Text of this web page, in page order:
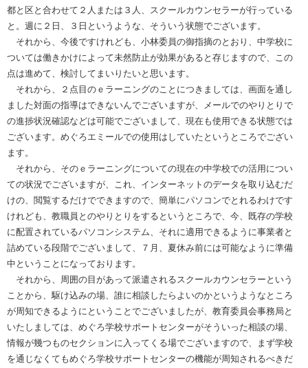
都と区と合わせて２人または３人、スクールカウンセラーが行っている
と。週に２日、３日というような、そういう状態でございます。
それから、今後ですけれども、小林委員の御指摘のとおり、中学校に
ついては働きかけによって未然防止が効果があると存じますので、この
点は進めて、検討してまいりたいと思います。
それから、２点目のｅラーニングのことにつきましては、画面を通し
ました対面の指導はできないんでございますが、メールでのやりとりで
の進捗状況確認などは可能でございまして、現在も使用できる状態では
ございます。めぐろエミールでの使用はしていたというところでござい
ます。
それから、そのｅラーニングについての現在の中学校での活用につい
ての状況でございますが、これ、インターネットのデータを取り込むだ
けの、閲覧するだけでできますので、簡単にパソコンでとれるわけです
けれども、教職員とのやりとりをするというところで、今、既存の学校
に配置されているパソコンシステム、それに適用できるように事業者と
詰めている段階でございまして、７月、夏休み前には可能なように準備
中ということになっております。
それから、周囲の目があって派遣されるスクールカウンセラーという
ことから、駆け込みの場、誰に相談したらよいのかというようなところ
が周知できるようにということでございましたが、教育委員会事務局と
いたしましては、めぐろ学校サポートセンターがそういった相談の場、
情報が幾つものセクションに入ってくる場でございますので、まず学校
を通じなくてもめぐろ学校サポートセンターの機能が周知されるべきだ